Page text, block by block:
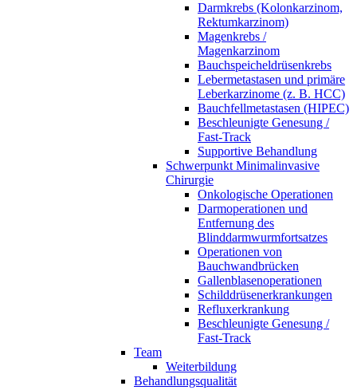
Darmkrebs (Kolonkarzinom,
Rektumkarzinom)
Magenkrebs /
Magenkarzinom
Bauchspeicheldrüsenkrebs
Lebermetastasen und primäre
Leberkarzinome (z. B. HCC)
Bauchfellmetastasen (HIPEC)
Beschleunigte Genesung /
Fast-Track
Supportive Behandlung
Schwerpunkt Minimalinvasive
Chirurgie
Onkologische Operationen
Darmoperationen und
Entfernung des
Blinddarmwurmfortsatzes
Operationen von
Bauchwandbrücken
Gallenblasenoperationen
Schilddrüsenerkrankungen
Refluxerkrankung
Beschleunigte Genesung /
Fast-Track
Team
Weiterbildung
Behandlungsqualität